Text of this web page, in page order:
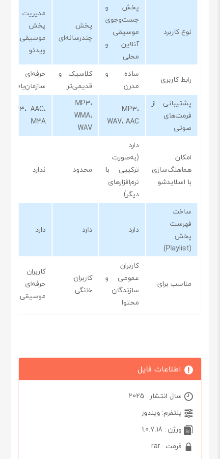
نوع کاربرد
پخش و
جست‌وجوی
موسیقی
آنلاین و
محلی
پخش
چندرسانه‌ای
مدیریت و
پخش
موسیقی و
ویدئو
رابط کاربری
ساده و
مدرن
کلاسیک و
قدیمی‌تر
حرفه‌ای و
سازمان‌یافته
پشتیبانی از
فرمت‌های
صوتی
MP3،
WAV، AAC
MP3،
WMA،
WAV
MP3، AAC،
M4A
امکان
هماهنگ‌سازی
با اسلایدشو
دارد
(به‌صورت
ترکیبی با
نرم‌افزارهای
دیگر)
محدود ندارد
ساخت
فهرست
پخش
(Playlist)
دارد دارد دارد
مناسب برای
کاربران
عمومی و
سازندگان
محتوا
کاربران
خانگی
کاربران
حرفه‌ای
موسیقی
اطلاعات فایل
سال انتشار : 2025
پلتفرم: ویندوز
ورژن : 1.0.7.18
فرمت : rar